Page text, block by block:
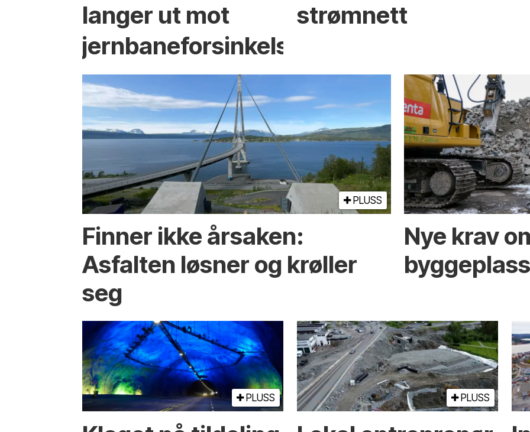
langer ut mot
jernbaneforsinkelser
strømnett
PLUSS
Finner ikke årsaken:
Asfalten løsner og krøller
seg
Nye krav
PLUSS PLUSS